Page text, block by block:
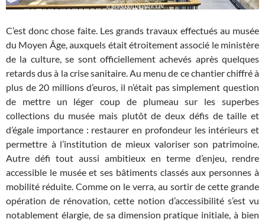
C’est donc chose faite. Les grands travaux effectués au musée
du Moyen Âge, auxquels était étroitement associé le ministère
de la culture, se sont officiellement achevés après quelques
retards dus à la crise sanitaire. Au menu de ce chantier chiffré à
plus de 20 millions d’euros, il n’était pas simplement question
de mettre un léger coup de plumeau sur les superbes
collections du musée mais plutôt de deux défis de taille et
d’égale importance : restaurer en profondeur les intérieurs et
permettre à l’institution de mieux valoriser son patrimoine.
Autre défi tout aussi ambitieux en terme d’enjeu, rendre
accessible le musée et ses bâtiments classés aux personnes à
mobilité réduite. Comme on le verra, au sortir de cette grande
opération de rénovation, cette notion d’accessibilité s’est vu
notablement élargie, de sa dimension pratique initiale, à bien